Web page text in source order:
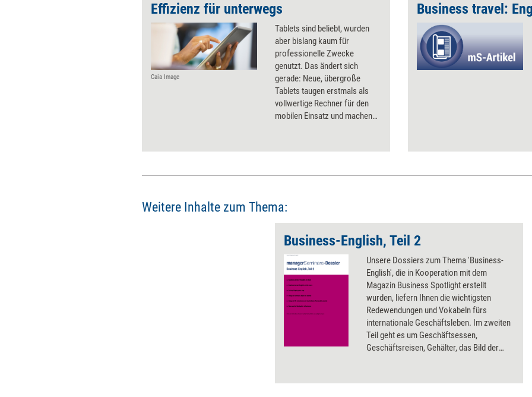
Effizienz für unterwegs
Caia Image
Tablets sind beliebt, wurden
aber bislang kaum für
professionelle Zwecke
genutzt. Das ändert sich
gerade: Neue, übergroße
Tablets taugen erstmals als
vollwertige Rechner für den
mobilen Einsatz und machen
aber nur mit den richtigen
Business travel:
Weitere Inhalte zum Thema:
Business-English, Teil 2
Unsere Dossiers zum Thema 'Business-
English', die in Kooperation mit dem
Magazin Business Spotlight erstellt
wurden, liefern Ihnen die wichtigsten
Redewendungen und Vokabeln fürs
internationale Geschäftsleben. Im zweiten
Teil geht es um Geschäftsessen,
Geschäftsreisen, Gehälter, das Bild der
Neologismen im Business English.